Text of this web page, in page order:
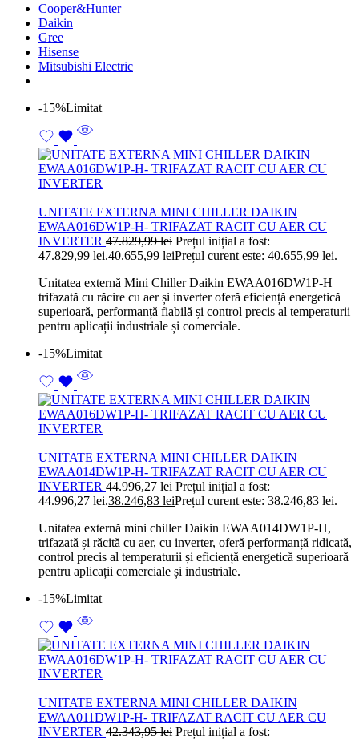
Cooper&Hunter
Daikin
Gree
Hisense
Mitsubishi Electric
-15%Limitat
UNITATE EXTERNA MINI CHILLER DAIKIN
EWAA016DW1P-H- TRIFAZAT RACIT CU AER CU
INVERTER 47.829,99lei Prețul inițial a fost:
47.829,99 lei.40.655,99 leiPrețul curent este: 40.655,99 lei.
Unitatea externă Mini Chiller Daikin EWAA016DW1P-H
trifazată cu răcire cu aer și inverter oferă eficiență energetică
superioară, performanță fiabilă și control precis al temperaturii
pentru aplicații industriale și comerciale.
-15%Limitat
UNITATE EXTERNA MINI CHILLER DAIKIN
EWAA014DW1P-H- TRIFAZAT RACIT CU AER CU
INVERTER 44.996,27lei Prețul inițial a fost:
44.996,27 lei.38.246,83 leiPrețul curent este: 38.246,83 lei.
Unitatea externă mini chiller Daikin EWAA014DW1P-H,
trifazată și răcită cu aer, cu inverter, oferă performanță ridicată,
control precis al temperaturii și eficiență energetică superioară
pentru aplicații comerciale și industriale.
-15%Limitat
UNITATE EXTERNA MINI CHILLER DAIKIN
EWAA011DW1P-H- TRIFAZAT RACIT CU AER CU
INVERTER 42.343,95lei Prețul inițial a fost: